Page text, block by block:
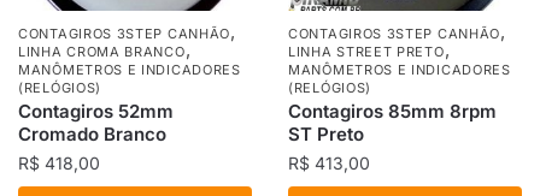
CONTAGIROS 3STEP CANHÃO,
LINHA CROMA BRANCO,
MANÔMETROS E INDICADORES
(RELÓGIOS)
Contagiros 52mm
Cromado Branco
R$ 418,00
CONTAGIROS 3STEP CANHÃO,
LINHA STREET PRETO,
MANÔMETROS E INDICADORES
(RELÓGIOS)
Contagiros 85mm 8rpm
ST Preto
R$ 413,00